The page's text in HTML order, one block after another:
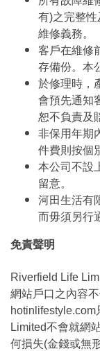
有)之完整
維修義務。
客戶在維修
存備份。本
於修理時，
會預先通知
恕不負責及
非保用年期
件費則按個
本公司不設
留意。
河田生活有
而毋須另行
免責聲明
Riverfield Life
網站戶口之內容
Limited不會就網
何損失(金錢或無